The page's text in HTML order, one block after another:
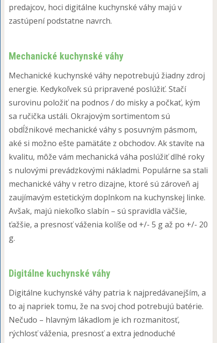
predajcov, hoci digitálne kuchynské váhy majú v
zastúpení podstatne navrch.
Mechanické kuchynské váhy
Mechanické kuchynské váhy nepotrebujú žiadny zdroj
energie. Kedykoľvek sú pripravené poslúžiť. Stačí
surovinu položiť na podnos / do misky a počkať, kým
sa ručička ustáli. Okrajovým sortimentom sú
obdĺžnikové mechanické váhy s posuvným pásmom,
aké si možno ešte pamätáte z obchodov. Ak stavíte na
kvalitu, môže vám mechanická váha poslúžiť dlhé roky
s nulovými prevádzkovými nákladmi. Populárne sa stali
mechanické váhy v retro dizajne, ktoré sú zároveň aj
zaujímavým estetickým doplnkom na kuchynskej linke.
Avšak, majú niekoľko slabín – sú spravidla väčšie,
ťažšie, a presnosť váženia kolíše od +/- 5 g až po +/- 20
g.
Digitálne kuchynské váhy
Digitálne kuchynské váhy patria k najpredávanejším, a
to aj napriek tomu, že na svoj chod potrebujú batérie.
Nečudo – hlavným lákadlom je ich rozmanitosť,
rýchlosť váženia, presnosť a extra jednoduché